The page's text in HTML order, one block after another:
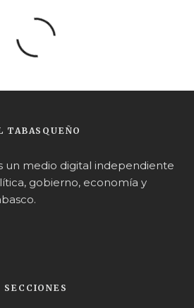
TABASQUEÑO
un medio digital independiente
gobierno, economía y
SECCIONES